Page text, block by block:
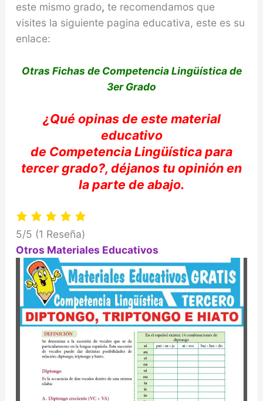
este mismo grado, te recomendamos que
visites la siguiente pagina educativa, este es su
enlace:
Otras Fichas de Competencia Lingüística de
3er Grado
¿Qué opinasde este material
educativo
de CompetenciaLingüísticapara
tercer grado?, déjanos tuopiniónen
la parte de abajo.
5/5 (1 Reseña)
Otros Materiales Educativos